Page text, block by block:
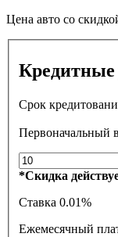
Цена авто со
Кредитные
Срок
Первоначальный
*Скидка
Ставка 0.01%
Ежемесячный